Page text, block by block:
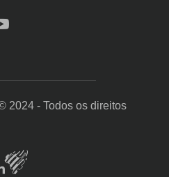
YouTube
2024 - Todos os direitos